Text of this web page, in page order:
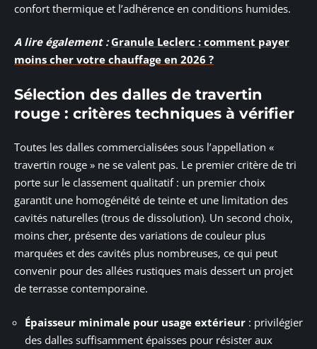
confort thermique et l’adhérence en conditions humides.
A lire également : Granule Leclerc : comment payer
moins cher votre chauffage en 2026 ?
Sélection des dalles de travertin
rouge : critères techniques à vérifier
Toutes les dalles commercialisées sous l’appellation «
travertin rouge » ne se valent pas. Le premier critère de tri
porte sur le classement qualitatif : un premier choix
garantit une homogénéité de teinte et une limitation des
cavités naturelles (trous de dissolution). Un second choix,
moins cher, présente des variations de couleur plus
marquées et des cavités plus nombreuses, ce qui peut
convenir pour des allées rustiques mais dessert un projet
de terrasse contemporaine.
Épaisseur minimale pour usage extérieur : privilégier
des dalles suffisamment épaisses pour résister aux